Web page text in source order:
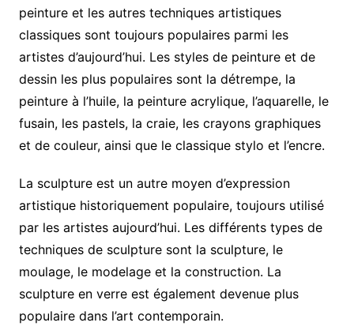
peinture et les autres techniques artistiques
classiques sont toujours populaires parmi les
artistes d’aujourd’hui. Les styles de peinture et de
dessin les plus populaires sont la détrempe, la
peinture à l’huile, la peinture acrylique, l’aquarelle, le
fusain, les pastels, la craie, les crayons graphiques
et de couleur, ainsi que le classique stylo et l’encre.
La sculpture est un autre moyen d’expression
artistique historiquement populaire, toujours utilisé
par les artistes aujourd’hui. Les différents types de
techniques de sculpture sont la sculpture, le
moulage, le modelage et la construction. La
sculpture en verre est également devenue plus
populaire dans l’art contemporain.